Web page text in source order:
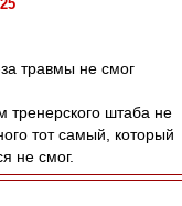
травмы не смог
тренерского штаба не
тот самый, который
не смог.